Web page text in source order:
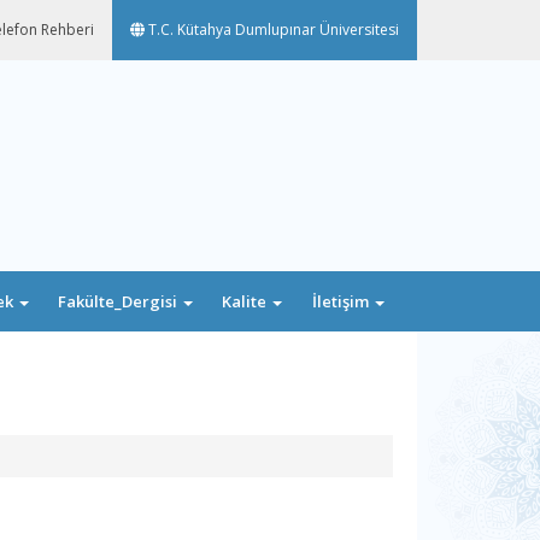
Rehberi T.C. Kütahya Dumlupınar Üniversitesi
Fakülte_Dergisi Kalite İletişim